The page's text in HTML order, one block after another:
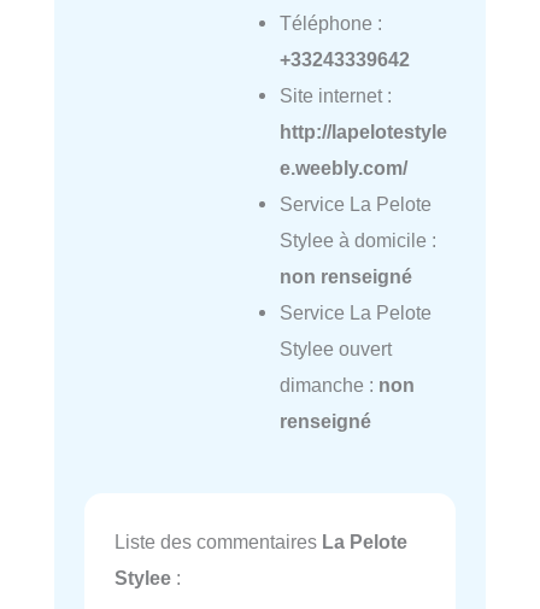
Téléphone :
+33243339642
Site internet :
http://lapelotestyle
e.weebly.com/
Service La Pelote
Stylee à domicile :
non renseigné
Service La Pelote
Stylee ouvert
dimanche : non
renseigné
Liste des commentaires La Pelote
Stylee :